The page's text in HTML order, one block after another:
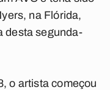
na Flórida,
desta segunda-
o artista começou